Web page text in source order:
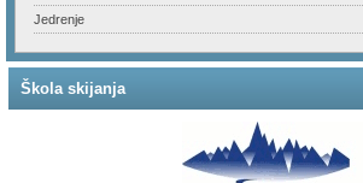
Jedrenje
Škola skijanja